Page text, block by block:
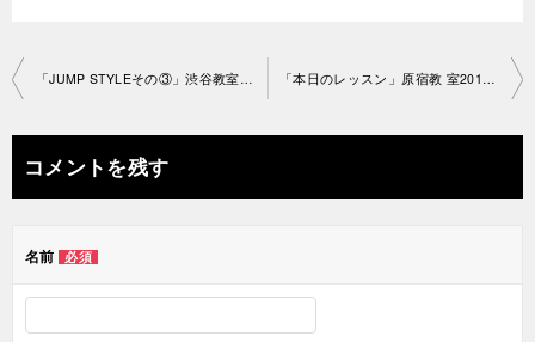
投
ナ
ビ
ー
コメントを残す
名前 必須